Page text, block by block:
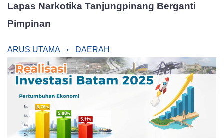
Lapas Narkotika Tanjungpinang Berganti
Pimpinan
ARUS UTAMA DAERAH